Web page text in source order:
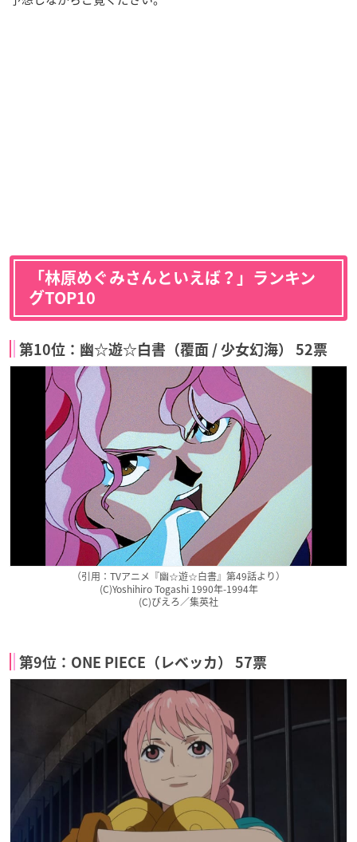
「林原めぐみさんといえば？」ランキン
グTOP10
第10位：幽☆遊☆白書（覆面 / 少女幻海） 52票
（引用：TVアニメ『幽☆遊☆白書』第49話より）
(C)Yoshihiro Togashi 1990年-1994年
(C)ぴえろ／集英社
第9位：ONE PIECE（レベッカ） 57票